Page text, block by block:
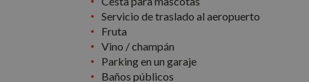
Servicio de traslado al aeropuerto
Fruta
Vino / champán
Parking en un garaje
Baños públicos
Cookies
Las cookies
gestión de cuentas.